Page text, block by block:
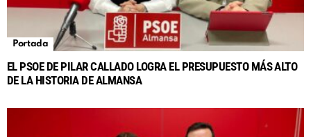
Portada
EL PSOE DE PILAR CALLADO LOGRA EL PRESUPUESTO MÁS ALTO
DE LA HISTORIA DE ALMANSA